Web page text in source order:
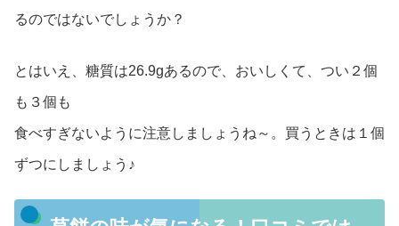
るのではないでしょうか？
とはいえ、糖質は26.9gあるので、おいしくて、つい２個
も３個も
食べすぎないように注意しましょうね～。買うときは１個
ずつにしましょう♪